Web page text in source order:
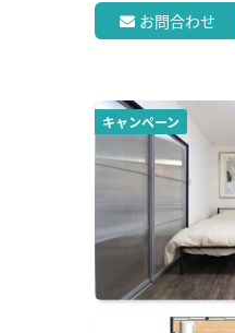
お問合わせ
キャンペーン